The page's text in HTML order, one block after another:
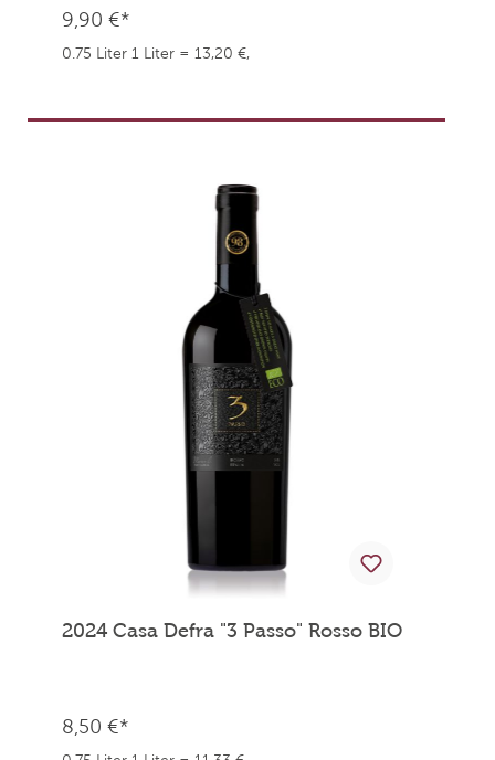
9,90 €*
0.75 Liter 1 Liter = 13,20 €,
2024 Casa Defra "3 Passo" Rosso BIO
8,50 €*